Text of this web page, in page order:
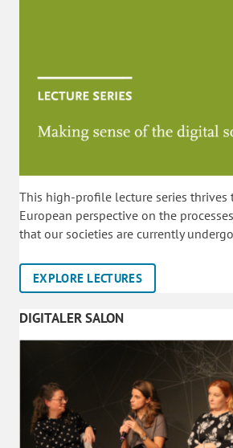
This high-profile lecture series thrives
European perspective on the
that our societies are currently
EXPLORE LECTURES
DIGITALER SALON